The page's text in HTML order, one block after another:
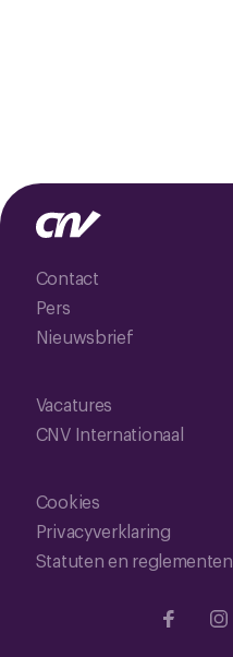
Contact
Pers
Nieuwsbrief
Vacatures
CNV Internationaal
Cookies
Privacyverklaring
Statuten en reglementen